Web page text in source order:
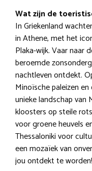
Wat zijn de
In Griekenland
in Athene, met het
Plaka-wijk. Vaar naar
beroemde
nachtleven ontdekt.
Minoïsche paleizen
unieke landschap van
kloosters op steile
voor groene heuvels
Thessaloniki voor
een mozaïek van
jou ontdekt te worden!